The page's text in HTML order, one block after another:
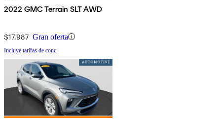
2022 GMC Terrain SLT AWD
$17,987 Gran oferta
Incluye tarifas de conc.